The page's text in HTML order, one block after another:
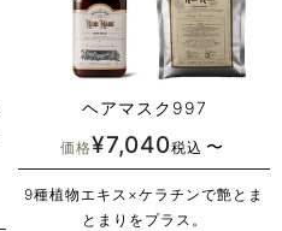
ヘアマスク997
価格¥7,040税込 〜
9種植物エキス×ケラチンで艶とま
とまりをプラス。